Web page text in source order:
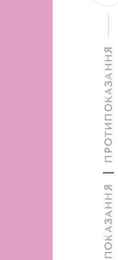
ПОКАЗАННЯ
ПРОТИПОКАЗАННЯ